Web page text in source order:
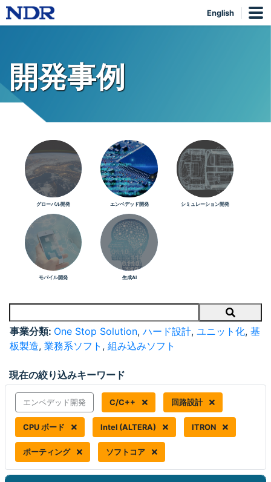
English
開発事例
グローバル開発 エンベデッド開発 シミュレーション開発
モバイル開発 生成AI
Search
事業分類: One Stop Solution, ハード設計, ユニット化, 基
板製造, 業務系ソフト , 組み込みソフト
現在の絞り込みキーワード
エンベデッド開発 C/C++ 回路設計
CPU ボード Intel (ALTERA) ITRON
ポーティング ソフトコア